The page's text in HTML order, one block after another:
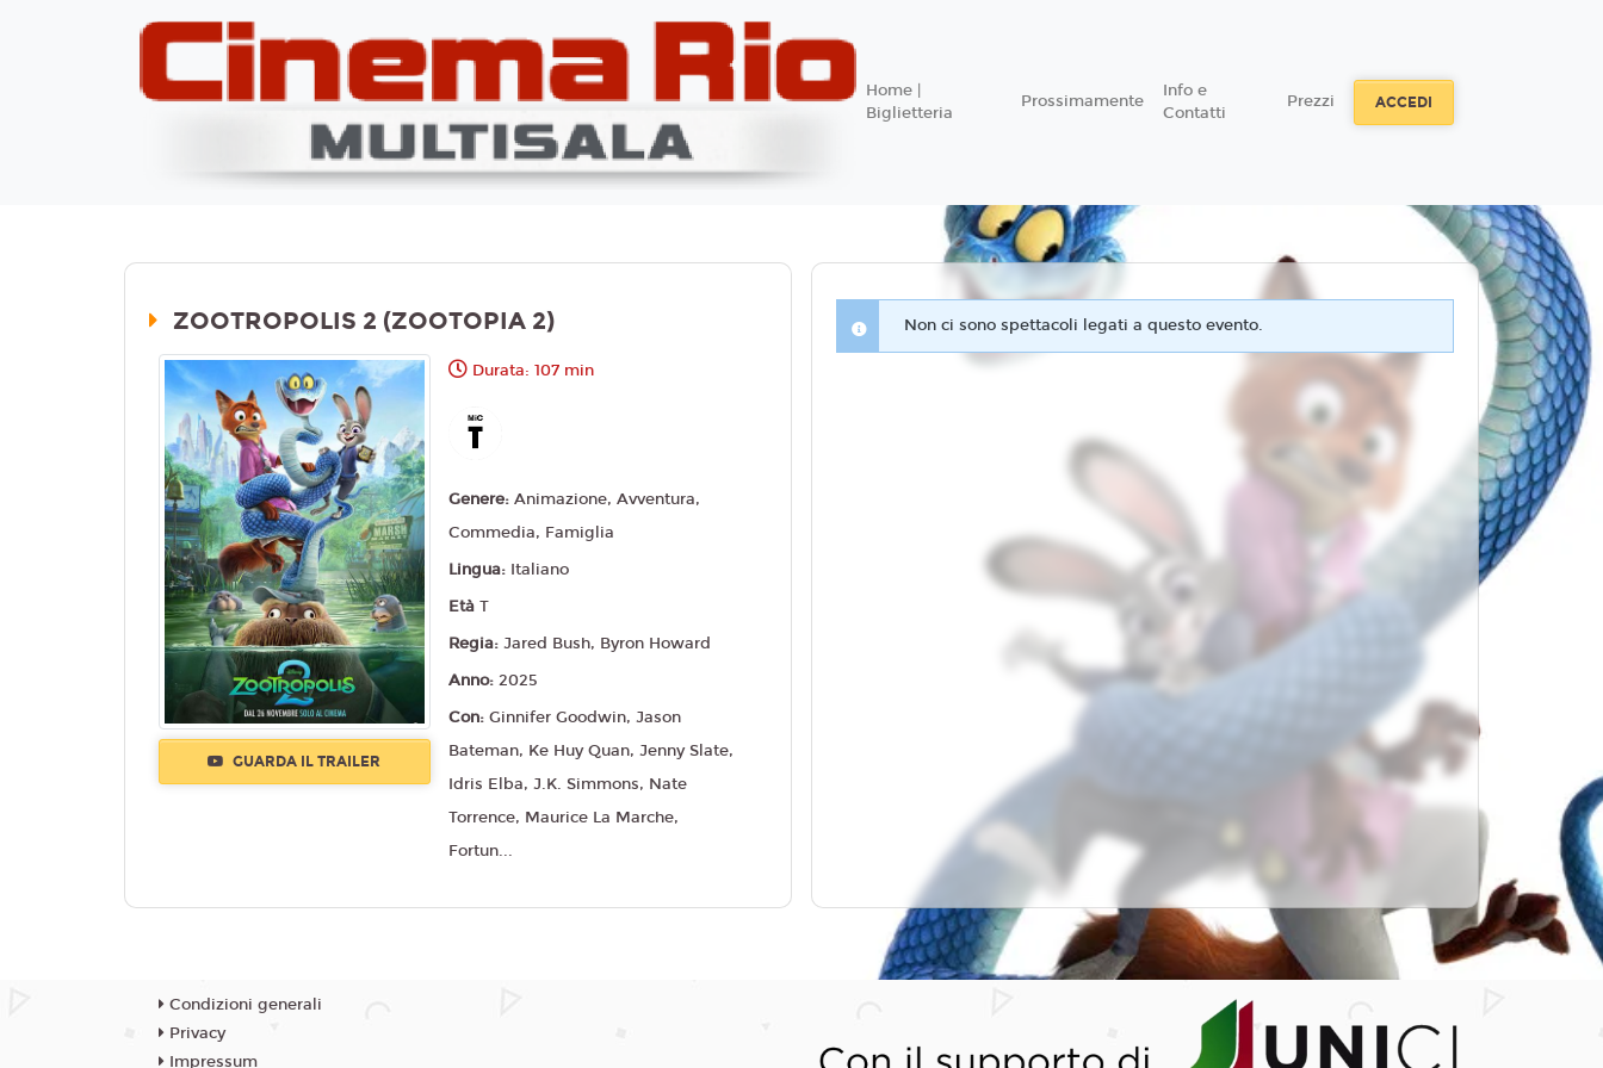
Home |
Biglietteria
Prossimamente
Info e
Contatti
Prezzi ACCEDI
ZOOTROPOLIS 2 (ZOOTOPIA 2)
GUARDA IL TRAILER
Durata: 107 min
Genere:Animazione, Avventura,
Commedia, Famiglia
Lingua: Italiano
EtàT
Regia:Jared Bush, Byron Howard
Anno:2025
Con:Ginnifer Goodwin, Jason
Bateman, Ke Huy Quan, Jenny Slate,
Idris Elba, J.K. Simmons, Nate
Torrence, Maurice La Marche,
Fortun...
Non ci sono spettacoli legati a questo evento.
Condizioni generali
Privacy
Impressum